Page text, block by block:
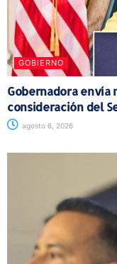
GOBIERNO
Gobernadora envía
consideración del
agosto 6, 2026